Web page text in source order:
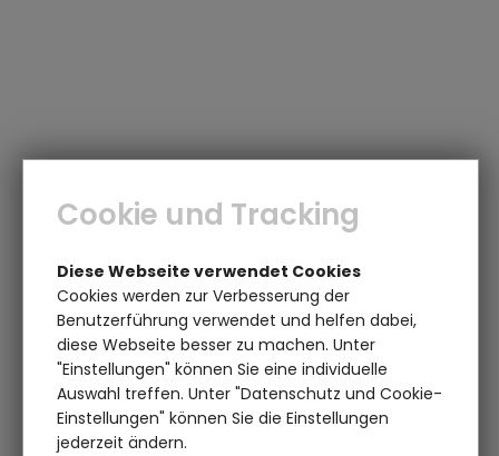
Cookie und Tracking
Diese Webseite verwendet Cookies
Cookies werden zur Verbesserung der
Benutzerführung verwendet und helfen dabei,
diese Webseite besser zu machen. Unter
"Einstellungen" können Sie eine individuelle
Auswahl treffen. Unter "Datenschutz und Cookie-
Einstellungen" können Sie die Einstellungen
jederzeit ändern.